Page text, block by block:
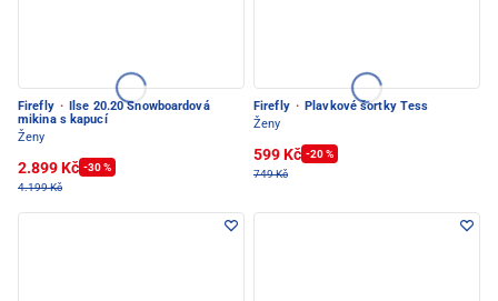
Firefly ·
Ilse 20.20 Snowboardová
mikina s kapucí
Ženy
2.899 Kč -30 %
4.199 Kč
Firefly · Plavkové šortky Tess
Ženy
599 Kč -20 %
749 Kč